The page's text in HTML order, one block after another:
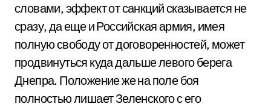
словами, эффект от санкций сказывается не
сразу, да еще и Российская армия, имея
полную свободу от договоренностей, может
продвинуться куда дальше левого берега
Днепра. Положение же на поле боя
полностью лишает Зеленского с его